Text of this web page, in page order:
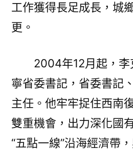
工作獲得長足成長，城
更。
2004年12月起，李
寧省委書記，省委書記
主任。他牢牢捉住西南
雙重機會，出力深化國
“五點一線”沿海經濟帶